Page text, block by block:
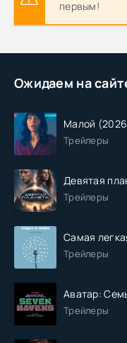
Ожидаем на
Малой
Трейлеры
Девятая
Трейлеры
Самая
Трейлеры
Аватар:
Трейлеры
первым!